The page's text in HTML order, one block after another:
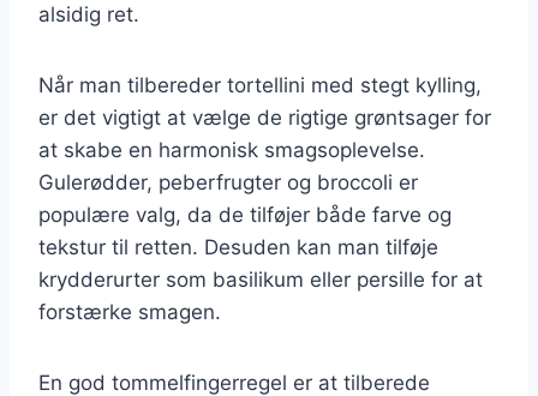
alsidig ret.
Når man tilbereder tortellini med stegt kylling,
er det vigtigt at vælge de rigtige grøntsager for
at skabe en harmonisk smagsoplevelse.
Gulerødder, peberfrugter og broccoli er
populære valg, da de tilføjer både farve og
tekstur til retten. Desuden kan man tilføje
krydderurter som basilikum eller persille for at
forstærke smagen.
En god tommelfingerregel er at tilberede